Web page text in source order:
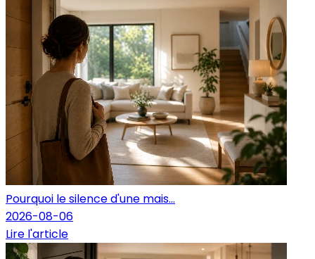
Pourquoi le silence d'une mais...
2026-08-06
Lire l'article